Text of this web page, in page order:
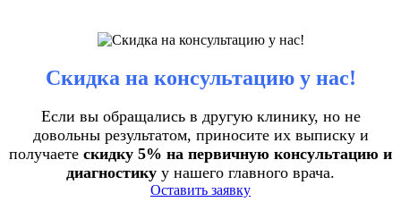
Скидка на консультацию у нас!
Если вы обращались в другую клинику, но не
довольны результатом, приносите их выписку и
получаете скидку 5% на первичную консультацию и
диагностику у нашего главного врача.
Оставить заявку